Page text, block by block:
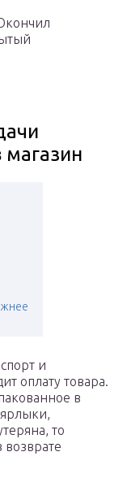
и
оплату товара.
в
то
возврате